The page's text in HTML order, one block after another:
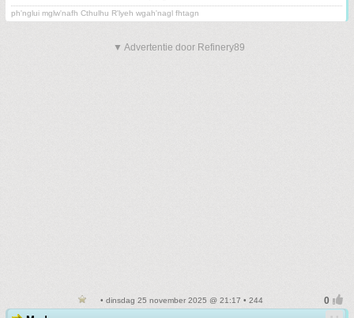
ph'nglui mglw'nafh Cthulhu R'lyeh wgah'nagl fhtagn
▼ Advertentie door Refinery89
• dinsdag 25 november 2025 @ 21:17 • 244